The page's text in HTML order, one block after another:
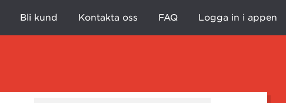
Bli kund Kontakta oss FAQ Logga in i appen